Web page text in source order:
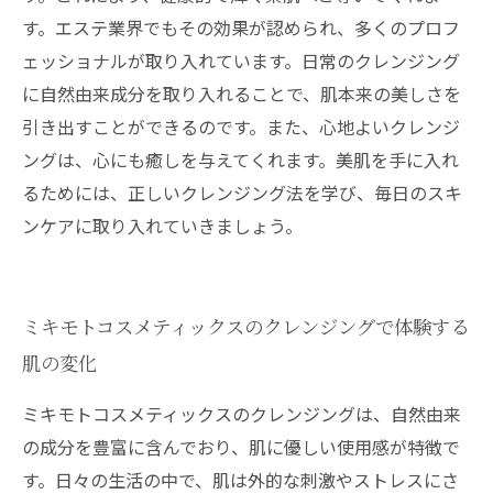
す。エステ業界でもその効果が認められ、多くのプロフ
ェッショナルが取り入れています。日常のクレンジング
に自然由来成分を取り入れることで、肌本来の美しさを
引き出すことができるのです。また、心地よいクレンジ
ングは、心にも癒しを与えてくれます。美肌を手に入れ
るためには、正しいクレンジング法を学び、毎日のスキ
ンケアに取り入れていきましょう。
ミキモトコスメティックスのクレンジングで体験する
肌の変化
ミキモトコスメティックスのクレンジングは、自然由来
の成分を豊富に含んでおり、肌に優しい使用感が特徴で
す。日々の生活の中で、肌は外的な刺激やストレスにさ